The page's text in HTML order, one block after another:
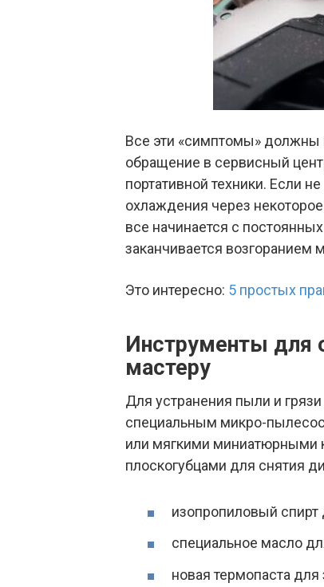
Все эти «симптомы» должны
обращение в сервисный
портативной техники. Если
охлаждения через
все начинается с
заканчивается возгоранием
Это интересно: 5 простых
Инструменты для
мастеру
Для устранения пыли и
специальным микро-
или мягкими миниатюрными
плоскогубцами для снятия
изопропиловый
специальное масло
новая термопаста